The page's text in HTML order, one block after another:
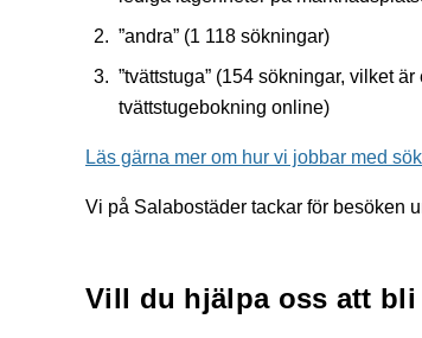
”andra” (1 118 sökningar)
”tvättstuga” (154 sökningar, vilket
tvättstugebokning online)
Läs gärna mer om hur vi jobbar med
Vi på Salabostäder tackar för besöken
Vill du hjälpa oss att bli